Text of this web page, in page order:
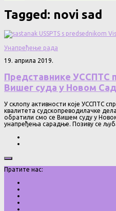
Tagged: novi sad
Унапређење рада
19. априла 2019.
Представнике УССПТС
Вишег суда у Новом
У склопу активности које УССПТС
квалитета судскопреводилачке
обратили смо се Вишем суду у
унапређења сарадње. Позиву се
Пратите нас: